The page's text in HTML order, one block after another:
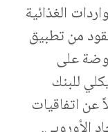
الغذائية
من تطبيق
على
للبنك
عن اتفاقيات